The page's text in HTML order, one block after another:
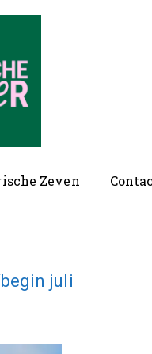
Zeven
juli